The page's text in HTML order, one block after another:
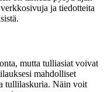
ja tiedotteita
mutta tulliasiat voivat
mahdolliset
tullilaskuria. Näin voit